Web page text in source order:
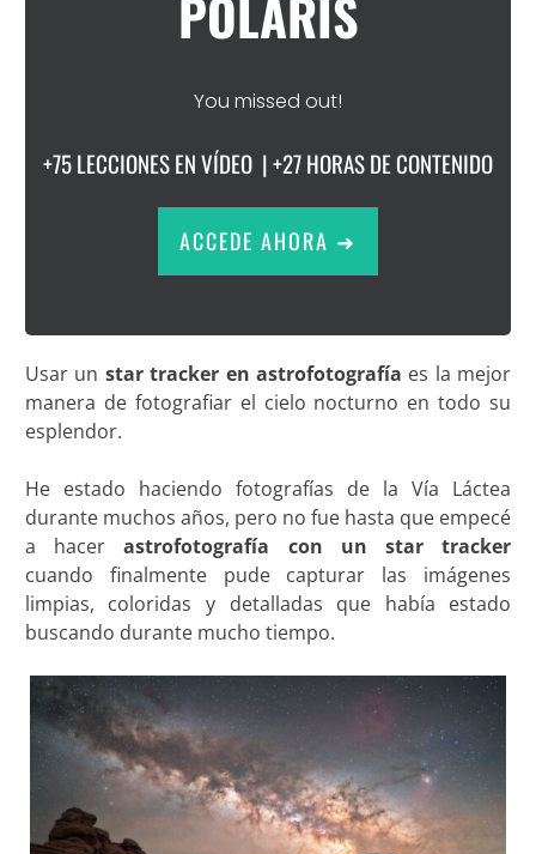
POLARIS
You missed out!
+75 LECCIONES EN VÍDEO | +27 HORAS DE CONTENIDO
ACCEDE AHORA ➜
Usar un star tracker en astrofotografía es la mejor
manera de fotografiar el cielo nocturno en todo su
esplendor.
He estado haciendo fotografías de la Vía Láctea
durante muchos años, pero no fue hasta que empecé
a hacerastrofotografía con un star tracker
cuando finalmente pude capturar las imágenes
limpias, coloridas y detalladas que había estado
buscando durante mucho tiempo.